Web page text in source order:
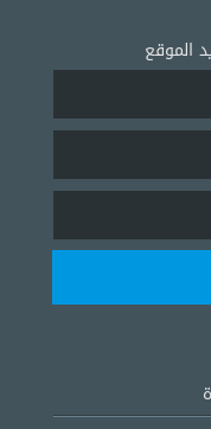
الموقع